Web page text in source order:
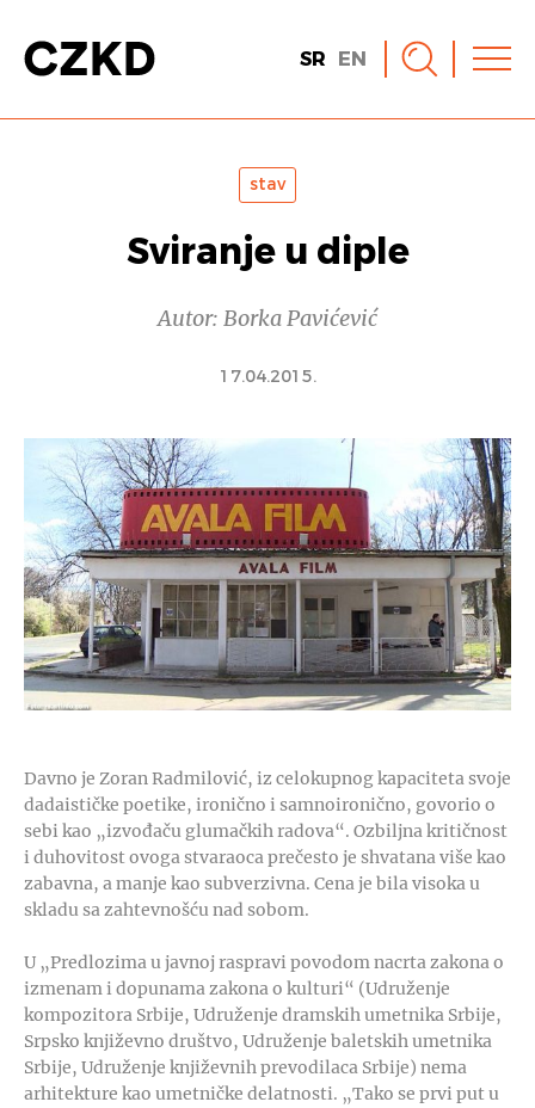
SR EN
stav
Sviranje u diple
Autor: Borka Pavićević
17.04.2015.
Davno je Zoran Radmilović, iz celokupnog kapaciteta svoje
dadaističke poetike, ironično i samnoironično, govorio o
sebi kao „izvođaču glumačkih radova“. Ozbiljna kritičnost
i duhovitost ovoga stvaraoca prečesto je shvatana više kao
zabavna, a manje kao subverzivna. Cena je bila visoka u
skladu sa zahtevnošću nad sobom.
U „Predlozima u javnoj raspravi povodom nacrta zakona o
izmenam i dopunama zakona o kulturi“ (Udruženje
kompozitora Srbije, Udruženje dramskih umetnika Srbije,
Srpsko književno društvo, Udruženje baletskih umetnika
Srbije, Udruženje književnih prevodilaca Srbije) nema
arhitekture kao umetničke delatnosti. „Tako se prvi put u